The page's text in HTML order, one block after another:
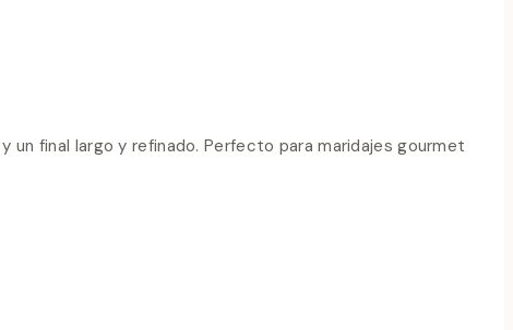
un final largo y refinado. Perfecto para maridajes gourmet